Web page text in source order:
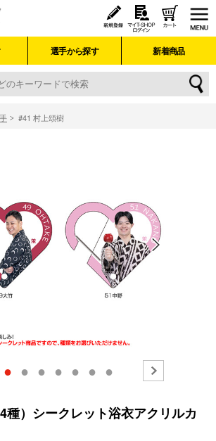
選手から探す 新着商品
#41 村上頌樹
● ● ● ● ● ● ●
種）シークレット浴衣アクリルカ